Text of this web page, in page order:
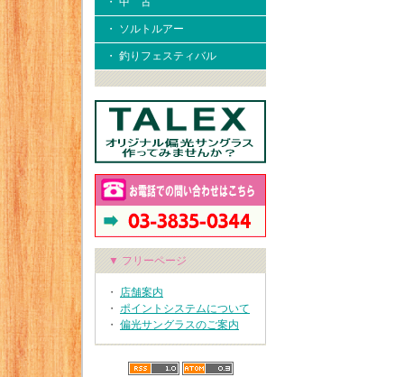
・ ソルトルアー
・ 釣りフェスティバル
▼ フリーページ
・ 店舗案内
・ ポイントシステムについて
・ 偏光サングラスのご案内